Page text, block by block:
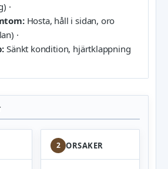
·
Hosta, håll i sidan, oro
·
Sänkt kondition, hjärtklappning
2 ORSAKER